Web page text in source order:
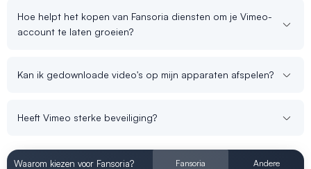
Hoe helpt het kopen van Fansoria diensten om je Vimeo-
account te laten groeien?
Kan ik gedownloade video's op mijn apparaten afspelen?
Heeft Vimeo sterke beveiliging?
Waarom kiezen voor Fansoria? Fansoria
Andere